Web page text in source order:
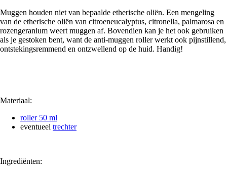
Muggen houden niet van bepaalde etherische oliën. Een mengeling
van de etherische oliën van citroeneucalyptus, citronella, palmarosa en
rozengeranium weert muggen af. Bovendien kan je het ook gebruiken
als je gestoken bent, want de anti-muggen roller werkt ook pijnstillend,
ontstekingsremmend en ontzwellend op de huid. Handig!
Materiaal:
roller 50 ml
eventueel trechter
Ingrediënten: